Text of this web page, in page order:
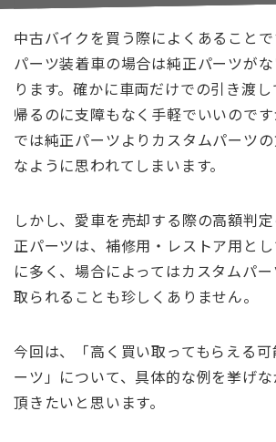
中古バイクを買う際によくあること
パーツ装着車の場合は純正パーツが
ります。確かに車両だけでの引き渡
帰るのに支障もなく手軽でいいので
では純正パーツよりカスタムパーツ
なように思われてしまいます。
しかし、愛車を売却する際の高額判
正パーツは、補修用・レストア用と
に多く、場合によってはカスタムパ
取られることも珍しくありません。
今回は、「高く買い取ってもらえる
ーツ」について、具体的な例を挙げ
頂きたいと思います。